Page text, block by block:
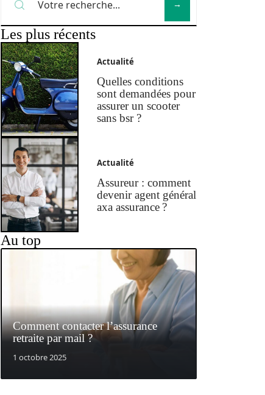
Les plus récents
Actualité
Quelles conditions
sont demandées pour
assurer un scooter
sans bsr ?
Actualité
Assureur : comment
devenir agent général
axa assurance ?
Au top
Comment contacter l’assurance
retraite par mail ?
1 octobre 2025